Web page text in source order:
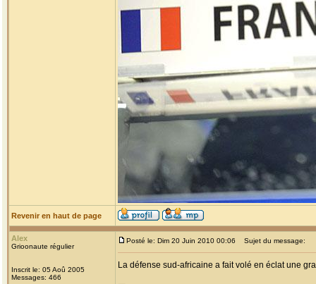
Revenir en haut de page
Alex
Grioonaute régulier
Inscrit le: 05 Aoû 2005
Messages: 466
Posté le: Dim 20 Juin 2010 00:06 Sujet du message:
La défense sud-africaine a fait volé en éclat une